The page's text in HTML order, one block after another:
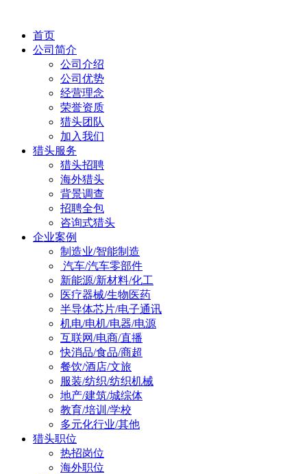
首页
公司简介
公司介绍
公司优势
经营理念
荣誉资质
猎头团队
加入我们
猎头服务
猎头招聘
海外猎头
背景调查
招聘全包
咨询式猎头
企业案例
制造业/智能制造
汽车/汽车零部件
新能源/新材料/化工
医疗器械/生物医药
半导体芯片/电子通讯
机电/电机/电器/电源
互联网/电商/直播
快消品/食品/商超
餐饮/酒店/文旅
服装/纺织/纺织机械
地产/建筑/城综体
教育/培训/学校
多元化行业/其他
猎头职位
热招岗位
海外职位